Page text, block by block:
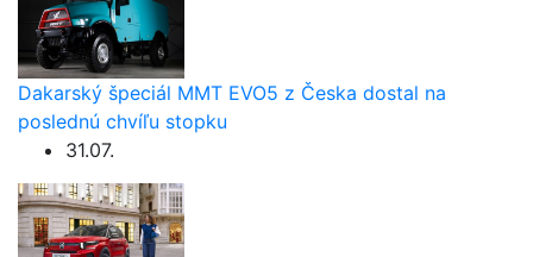
Dakarský špeciál MMT EVO5 z Česka dostal na
poslednú chvíľu stopku
31.07.